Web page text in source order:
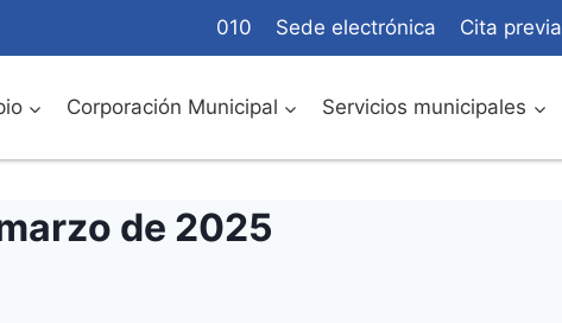
010 Sede electrónica Cita previa
Corporación Municipal Servicios municipales
de 2025